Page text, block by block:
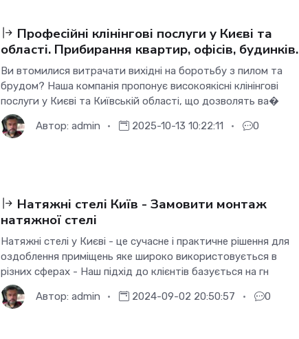
Професійні клінінгові послуги у Києві та
області. Прибирання квартир, офісів, будинків.
Ви втомилися витрачати вихідні на боротьбу з пилом та
брудом? Наша компанія пропонує високоякісні клінінгові
послуги у Києві та Київській області, що дозволять ва�
Автор: admin 2025-10-13 10:22:11 0
Натяжні стелі Київ - Замовити монтаж
натяжної стелі
Натяжні стелі у Києві - це сучасне і практичне рішення для
оздоблення приміщень яке широко використовується в
різних сферах - Наш підхід до клієнтів базується на гн
Автор: admin 2024-09-02 20:50:57 0